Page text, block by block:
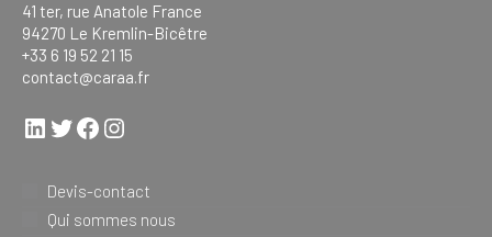
41 ter, rue Anatole France
94270 Le Kremlin-Bicêtre
+33 6 19 52 21 15
contact@caraa.fr
LinkedIn
Twitter
Facebook
Instagram
Devis-contact
Qui sommes nous